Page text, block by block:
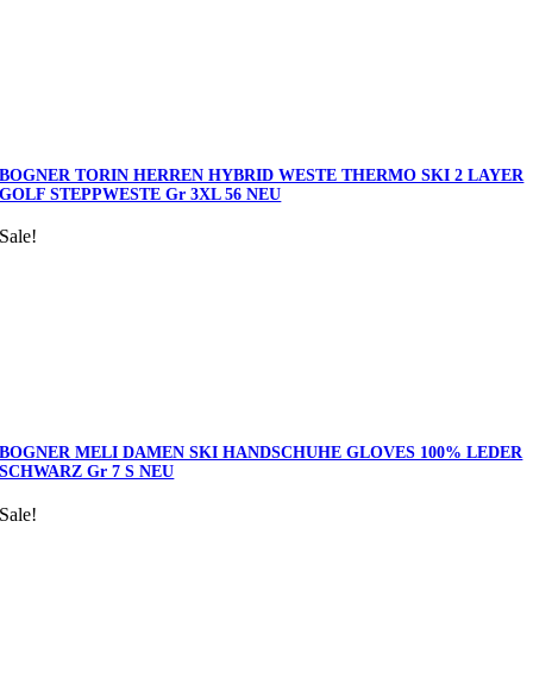
BOGNER TORIN HERREN HYBRID WESTE THERMO SKI 2 LAYER
GOLF STEPPWESTE Gr 3XL 56 NEU
Sale!
BOGNER MELI DAMEN SKI HANDSCHUHE GLOVES 100% LEDER
SCHWARZ Gr 7 S NEU
Sale!